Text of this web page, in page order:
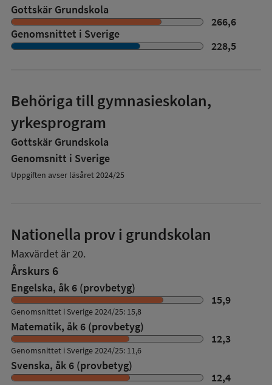
Gottskär Grundskola
266,6
Genomsnittet i Sverige
228,5
Behöriga till gymnasieskolan,
yrkesprogram
Gottskär Grundskola
Genomsnitt i Sverige
Uppgiften avser läsåret 2024/25
Nationella prov i grundskolan
Maxvärdet är 20.
Årskurs 6
Engelska, åk 6 (provbetyg)
15,9
Genomsnittet i Sverige 2024/25: 15,8
Matematik, åk 6 (provbetyg)
12,3
Genomsnittet i Sverige 2024/25: 11,6
Svenska, åk 6 (provbetyg)
12,4